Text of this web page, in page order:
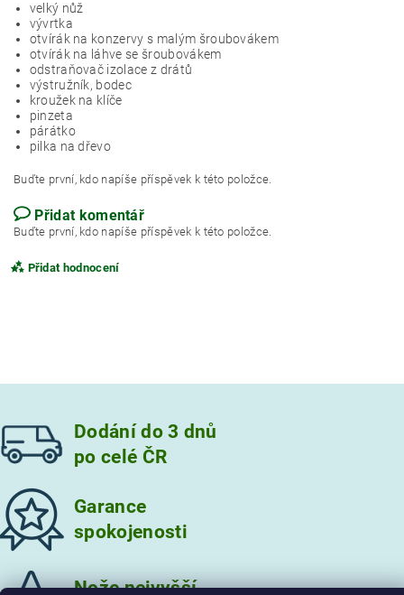
velký nůž
vývrtka
otvírák na konzervy s malým šroubovákem
otvírák na láhve se šroubovákem
odstraňovač izolace z drátů
výstružník, bodec
kroužek na klíče
pinzeta
párátko
pilka na dřevo
Buďte první, kdo napíše příspěvek k této položce.
Přidat komentář
Buďte první, kdo napíše příspěvek k této položce.
Přidat hodnocení
Vložením hodnocení souhlasíte s
Dodání do 3 dnů
po celé ČR
Garance
spokojenosti
Nože nejvyšší